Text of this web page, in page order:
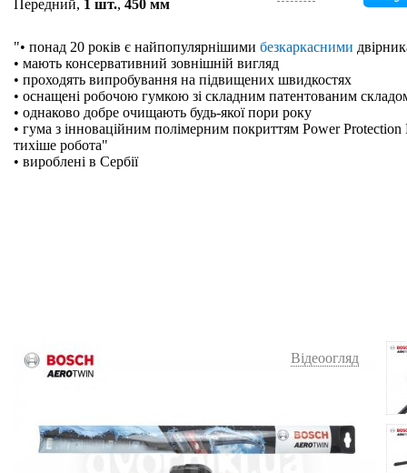
Передний, 1 шт., 450 мм
"• понад 20 років є найпопулярнішими безкаркасними
• мають консервативний зовнішній вигляд
• проходять випробування на підвищених швидкостях
• оснащені робочою гумкою зі складним патентованим
• однаково добре очищають будь-якої пори року
• гума з інноваційним полімерним покриттям Power
тихіше робота"
• вироблені в Сербії
Відеоогляд